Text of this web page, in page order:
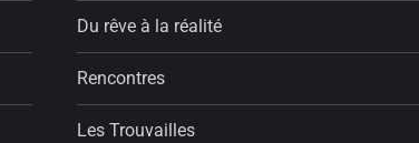
Du rêve à la réalité
Rencontres
Les Trouvailles